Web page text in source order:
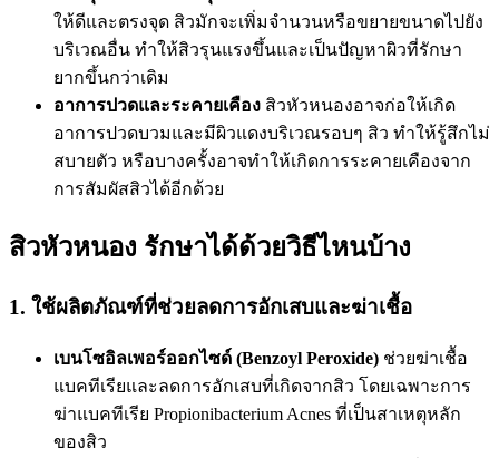
ให้ดีและตรงจุด สิวมักจะเพิ่มจำนวนหรือขยายขนาดไปยัง
บริเวณอื่น ทำให้สิวรุนแรงขึ้นและเป็นปัญหาผิวที่รักษา
ยากขึ้นกว่าเดิม
อาการปวดและระคายเคือง สิวหัวหนองอาจก่อให้เกิด
อาการปวดบวมและมีผิวแดงบริเวณรอบๆ สิว ทำให้รู้สึกไม่
สบายตัว หรือบางครั้งอาจทำให้เกิดการระคายเคืองจาก
การสัมผัสสิวได้อีกด้วย
สิวหัวหนอง รักษาได้ด้วยวิธีไหนบ้าง
1. ใช้ผลิตภัณฑ์ที่ช่วยลดการอักเสบและฆ่าเชื้อ
เบนโซอิลเพอร์ออกไซด์ (Benzoyl Peroxide) ช่วยฆ่าเชื้อ
แบคทีเรียและลดการอักเสบที่เกิดจากสิว โดยเฉพาะการ
ฆ่าแบคทีเรีย Propionibacterium Acnes ที่เป็นสาเหตุหลัก
ของสิว